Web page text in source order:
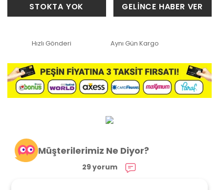
STOKTA YOK GELİNCE HABER VER
Hızlı Gönderi Aynı Gün Kargo
Müşterilerimiz Ne Diyor?
29 yorum